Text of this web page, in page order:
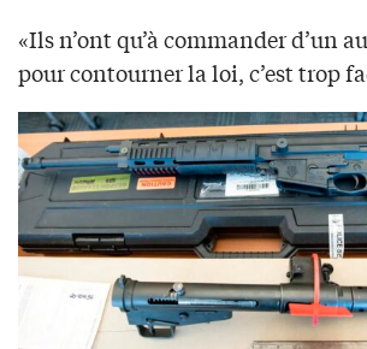
«Ils n’ont qu’à commander d’un
pour contourner la loi, c’est trop